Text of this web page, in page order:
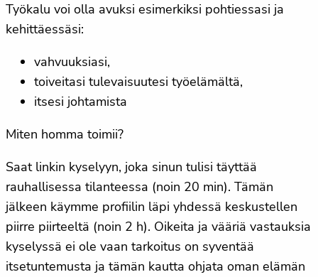
Työkalu voi olla avuksi esimerkiksi pohtiessasi ja
kehittäessäsi:
vahvuuksiasi,
toiveitasi tulevaisuutesi työelämältä,
itsesi johtamista
Miten homma toimii?
Saat linkin kyselyyn, joka sinun tulisi täyttää
rauhallisessa tilanteessa (noin 20 min). Tämän
jälkeen käymme profiilin läpi yhdessä keskustellen
piirre piirteeltä (noin 2 h). Oikeita ja vääriä vastauksia
kyselyssä ei ole vaan tarkoitus on syventää
itsetuntemusta ja tämän kautta ohjata oman elämän